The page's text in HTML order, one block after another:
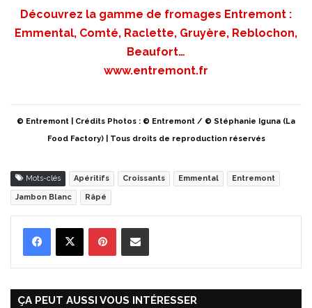
Découvrez la gamme de fromages Entremont :
Emmental, Comté, Raclette, Gruyère, Reblochon,
Beaufort…
www.entremont.fr
© Entremont | Crédits Photos : © Entremont / © Stéphanie Iguna (La
Food Factory) | Tous droits de reproduction réservés
Mots-clés Apéritifs Croissants Emmental Entremont
Jambon Blanc Râpé
ÇA PEUT AUSSI VOUS INTÉRESSER